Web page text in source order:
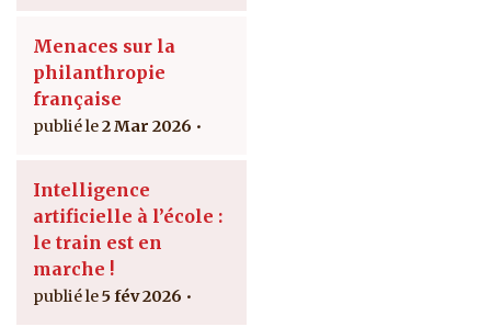
Menaces sur la
philanthropie
française
2 Mar 2026
Intelligence
artificielle à l’école :
le train est en
marche !
5 fév 2026